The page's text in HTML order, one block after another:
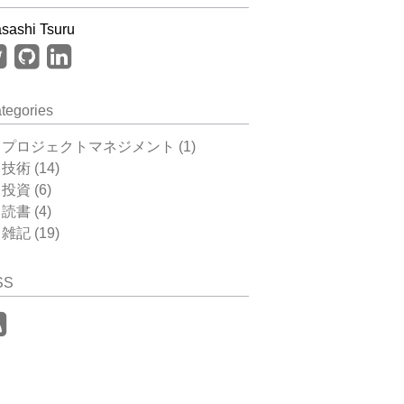
Tsuru
プロジェクトマネジメント (1)
技術 (14)
投資 (6)
読書 (4)
雑記 (19)